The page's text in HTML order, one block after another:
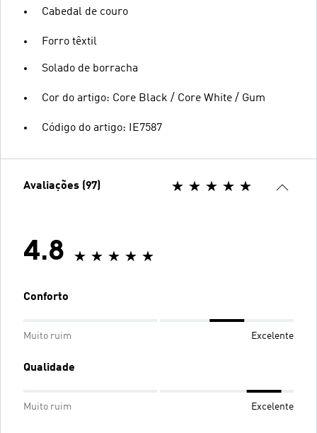
Cabedal de couro
Forro têxtil
Solado de borracha
Cor do artigo: Core Black / Core White / Gum
Código do artigo: IE7587
Avaliações (97)
4.8
Conforto
Muito ruim Excelente
Qualidade
Muito ruim Excelente